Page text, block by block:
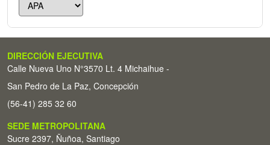
DIRECCIÓN EJECUTIVA
Calle Nueva Uno N°3570 Lt. 4 Michaihue -
San Pedro de La Paz, Concepción
(56-41) 285 32 60
SEDE METROPOLITANA
Sucre 2397, Ñuñoa, Santiago